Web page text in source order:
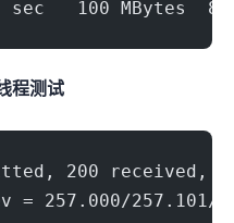
sec   100 MBytes
IPERF3单线程测试
200 received,
= 257.000/257.101/